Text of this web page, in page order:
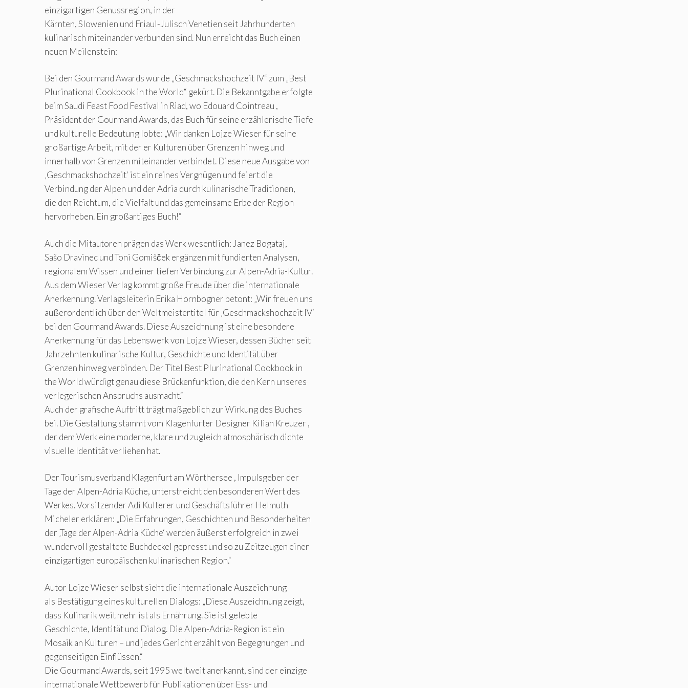
einzigartigen Genussregion, in der
Kärnten, Slowenien und Friaul-Julisch Venetien seit Jahrhunderten
kulinarisch miteinander verbunden sind. Nun erreicht das Buch einen
neuen Meilenstein:
Bei den Gourmand Awards wurde „Geschmackshochzeit IV“ zum „Best
Plurinational Cookbook in the World“ gekürt. Die Bekanntgabe erfolgte
beim Saudi Feast Food Festival in Riad, wo Edouard Cointreau ,
Präsident der Gourmand Awards, das Buch für seine erzählerische Tiefe
und kulturelle Bedeutung lobte: „Wir danken Lojze Wieser für seine
großartige Arbeit, mit der er Kulturen über Grenzen hinweg und
innerhalb von Grenzen miteinander verbindet. Diese neue Ausgabe von
‚Geschmackshochzeit‘ ist ein reines Vergnügen und feiert die
Verbindung der Alpen und der Adria durch kulinarische Traditionen,
die den Reichtum, die Vielfalt und das gemeinsame Erbe der Region
hervorheben. Ein großartiges Buch!“
Auch die Mitautoren prägen das Werk wesentlich: Janez Bogataj,
Sašo Dravinec und Toni Gomišček ergänzen mit fundierten Analysen,
regionalem Wissen und einer tiefen Verbindung zur Alpen-Adria-Kultur.
Aus dem Wieser Verlag kommt große Freude über die internationale
Anerkennung. Verlagsleiterin Erika Hornbogner betont: „Wir freuen uns
außerordentlich über den Weltmeistertitel für ‚Geschmackshochzeit IV‘
bei den Gourmand Awards. Diese Auszeichnung ist eine besondere
Anerkennung für das Lebenswerk von Lojze Wieser, dessen Bücher seit
Jahrzehnten kulinarische Kultur, Geschichte und Identität über
Grenzen hinweg verbinden. Der Titel Best Plurinational Cookbook in
the World würdigt genau diese Brückenfunktion, die den Kern unseres
verlegerischen Anspruchs ausmacht.“
Auch der grafische Auftritt trägt maßgeblich zur Wirkung des Buches
bei. Die Gestaltung stammt vom Klagenfurter Designer Kilian Kreuzer ,
der dem Werk eine moderne, klare und zugleich atmosphärisch dichte
visuelle Identität verliehen hat.
Der Tourismusverband Klagenfurt am Wörthersee , Impulsgeber der
Tage der Alpen-Adria Küche, unterstreicht den besonderen Wert des
Werkes. Vorsitzender Adi Kulterer und Geschäftsführer Helmuth
Micheler erklären: „Die Erfahrungen, Geschichten und Besonderheiten
der ‚Tage der Alpen-Adria Küche‘ werden äußerst erfolgreich in zwei
wundervoll gestaltete Buchdeckel gepresst und so zu Zeitzeugen einer
einzigartigen europäischen kulinarischen Region.“
Autor Lojze Wieser selbst sieht die internationale Auszeichnung
als Bestätigung eines kulturellen Dialogs: „Diese Auszeichnung zeigt,
dass Kulinarik weit mehr ist als Ernährung. Sie ist gelebte
Geschichte, Identität und Dialog. Die Alpen-Adria-Region ist ein
Mosaik an Kulturen – und jedes Gericht erzählt von Begegnungen und
gegenseitigen Einflüssen.“
Die Gourmand Awards, seit 1995 weltweit anerkannt, sind der einzige
internationale Wettbewerb für Publikationen über Ess- und